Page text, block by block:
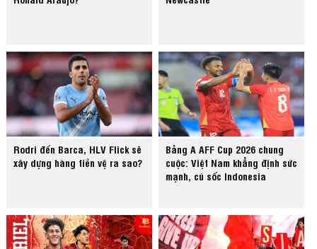
Rodri đến Barca, HLV Flick sẽ
xây dựng hàng tiền vệ ra sao?
Bảng A AFF Cup 2026 chung
cuộc: Việt Nam khẳng định sức
mạnh, cú sốc Indonesia